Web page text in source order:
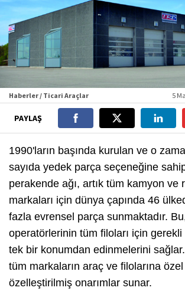
Haberler / Ticari Araçlar 5
PAYLAŞ
1990'ların başında kurulan ve o
sayıda yedek parça seçeneğine
perakende ağı, artık tüm kamyon ve
markaları için dünya çapında 46
fazla evrensel parça sunmaktadır.
operatörlerinin tüm filoları için gerekli
tek bir konumdan edinmelerini
tüm markaların araç ve filolarına
özelleştirilmiş onarımlar sunar.